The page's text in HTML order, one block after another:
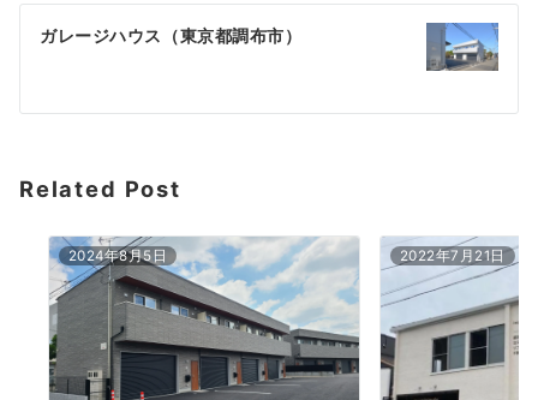
ガレージハウス（東京都調布市）
Related Post
2024年8月5日 2022年7月21日